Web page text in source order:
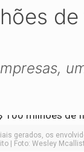
gerados, os
| Foto: Wesley